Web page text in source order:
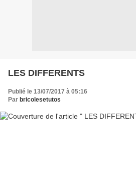
LES DIFFERENTS
Publié le 13/07/2017 à 05:16
Par bricolesetutos